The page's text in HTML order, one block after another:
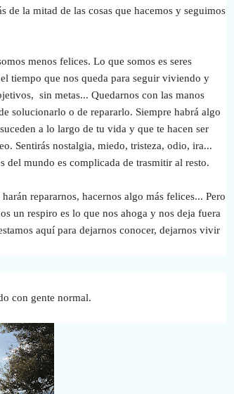
de la mitad de las cosas que hacemos y seguimos
menos felices. Lo que somos es seres
tiempo que nos queda para seguir viviendo y
sin metas... Quedarnos con las manos
solucionarlo o de repararlo. Siempre habrá algo
a lo largo de tu vida y que te hacen ser
Sentirás nostalgia, miedo, tristeza, odio, ira...
del mundo es complicada de trasmitir al resto.
repararnos, hacernos algo más felices... Pero
un respiro es lo que nos ahoga y nos deja fuera
aquí para dejarnos conocer, dejarnos vivir
con gente normal.